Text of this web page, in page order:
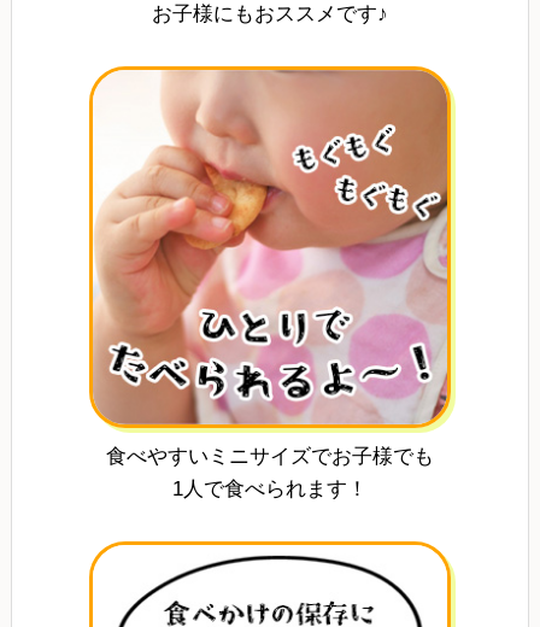
お子様にもおススメです♪
食べやすいミニサイズでお子様でも
1人で食べられます！